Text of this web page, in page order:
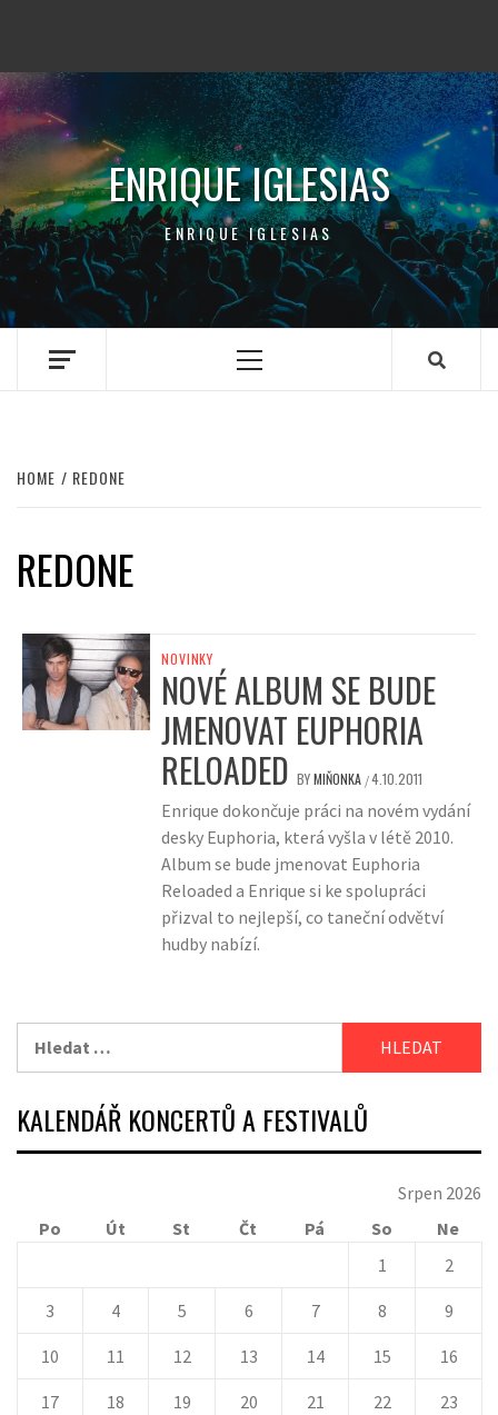
ENRIQUE IGLESIAS
ENRIQUE IGLESIAS
Primary
HOME REDONE
REDONE
NOVINKY
NOVÉ ALBUM SE BUDE
JMENOVAT EUPHORIA
RELOADED BYMIŇONKA /4.10.2011
Enrique dokončuje práci na novém vydání
desky Euphoria, která vyšla v létě 2010.
Album se bude jmenovat Euphoria
Reloaded a Enrique si ke spolupráci
přizval to nejlepší, co taneční odvětví
hudby nabízí.
KALENDÁŘ KONCERTŮ A FESTIVALŮ
Srpen 2026
Po
Út St Čt Pá So
Ne
1
2
3 4 5 6 7 8 9
10 11 12 13 14 15 16
17 18 19 20 21 22 23